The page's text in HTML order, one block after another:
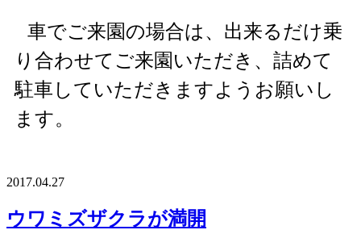
車でご来園の場合は、出来るだけ乗
り合わせてご来園いただき、詰めて
駐車していただきますようお願いし
ます。
2017.04.27
ウワミズザクラが満開